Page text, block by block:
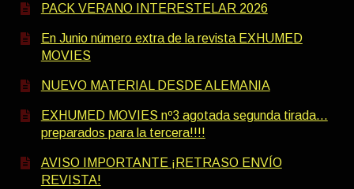
PACK VERANO INTERESTELAR 2026
En Junio número extra de la revista EXHUMED
MOVIES
NUEVO MATERIAL DESDE ALEMANIA
EXHUMED MOVIES nº3 agotada segunda tirada…
preparados para la tercera!!!!
AVISO IMPORTANTE ¡RETRASO ENVÍO
REVISTA!